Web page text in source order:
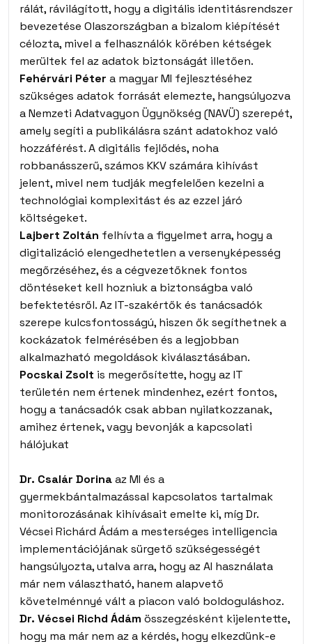
rálát, rávilágított, hogy a digitális identitásrendszer
bevezetése Olaszországban a bizalom kiépítését
célozta, mivel a felhasználók körében kétségek
merültek fel az adatok biztonságát illetően.
Fehérvári Péter a magyar MI fejlesztéséhez
szükséges adatok forrását elemezte, hangsúlyozva
a Nemzeti Adatvagyon Ügynökség (NAVÜ) szerepét,
amely segíti a publikálásra szánt adatokhoz való
hozzáférést. A digitális fejlődés, noha
robbanásszerű, számos KKV számára kihívást
jelent, mivel nem tudják megfelelően kezelni a
technológiai komplexitást és az ezzel járó
költségeket.
Lajbert Zoltán felhívta a figyelmet arra, hogy a
digitalizáció elengedhetetlen a versenyképesség
megőrzéséhez, és a cégvezetőknek fontos
döntéseket kell hozniuk a biztonságba való
befektetésről. Az IT-szakértők és tanácsadók
szerepe kulcsfontosságú, hiszen ők segíthetnek a
kockázatok felmérésében és a legjobban
alkalmazható megoldások kiválasztásában.
Pocskai Zsolt is megerősítette, hogy az IT
területén nem értenek mindenhez, ezért fontos,
hogy a tanácsadók csak abban nyilatkozzanak,
amihez értenek, vagy bevonják a kapcsolati
hálójukat
Dr. Csalár Dorinaaz MI és a
gyermekbántalmazással kapcsolatos tartalmak
monitorozásának kihívásait emelte ki, míg Dr.
Vécsei Richárd Ádám a mesterséges intelligencia
implementációjának sürgető szükségességét
hangsúlyozta, utalva arra, hogy az AI használata
már nem választható, hanem alapvető
követelménnyé vált a piacon való boldoguláshoz.
Dr. Vécsei Richd Ádám összegzésként kijelentette,
hogy ma már nem az a kérdés, hogy elkezdünk-e